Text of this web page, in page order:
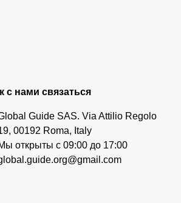
с нами связаться
Guide SAS. Via Attilio Regolo
00192 Roma, Italy
открыты с 09:00 до 17:00